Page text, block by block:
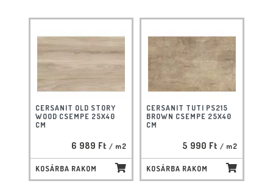
CERSANIT OLD STORY
WOOD CSEMPE 25X40
CM
6 989 Ft / m2
KOSÁRBA RAKOM
CERSANIT TUTI PS215
BROWN CSEMPE 25X40
CM
5 990 Ft / m2
KOSÁRBA RAKOM